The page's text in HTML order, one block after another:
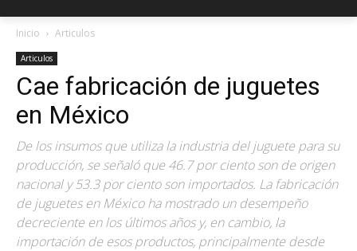
Inicio Articulos
Articulos
Cae fabricación de juguetes
en México
De los insumos que utiliza la industria del juguete para su
producción, se señaló que 46.7 por ciento son de origen
nacional y 53.3 por ciento son importados. La fabricación
de juguetes en México ha mostrado un desempeño
decreciente en los últimos años y, en cambio, la
importación de esos productos, principalmente desde